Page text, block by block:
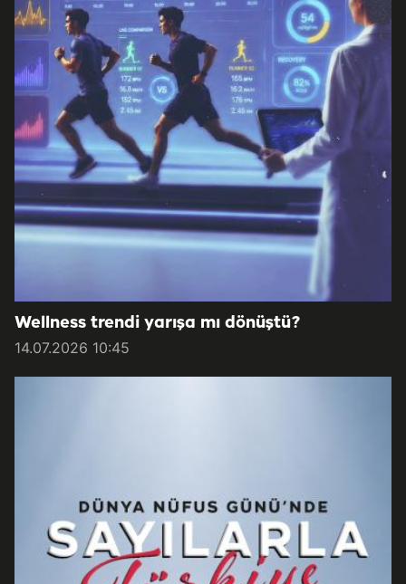
Wellness trendi yarışa mı dönüştü?
14.07.2026 10:45